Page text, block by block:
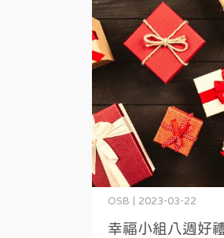
OSB | 2023-03-22
幸福小組八週好